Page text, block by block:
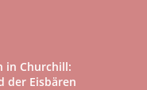
in Churchill:
der Eisbären